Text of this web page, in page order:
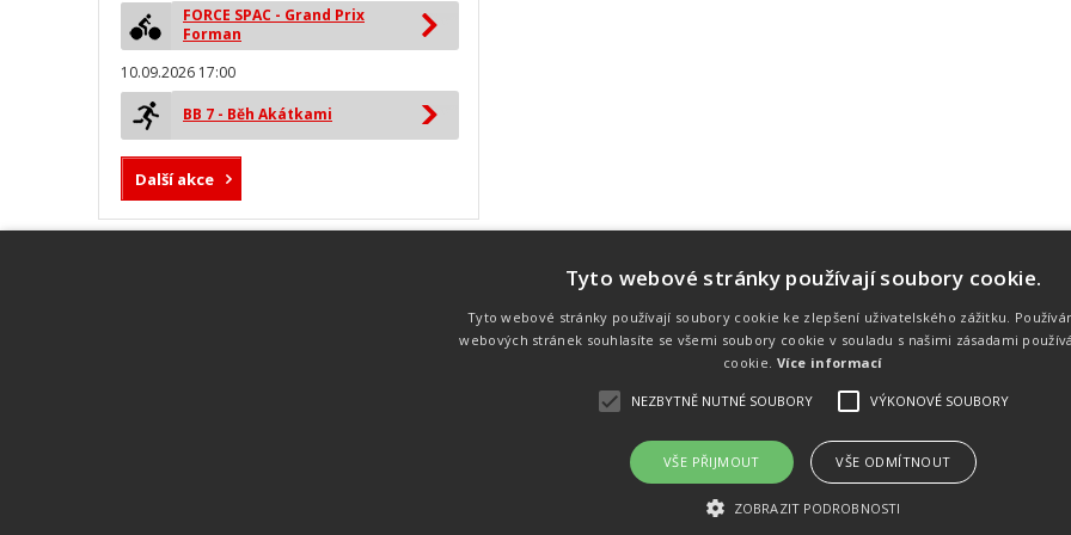
FORCE SPAC - Grand Prix
Forman
10.09.2026 17:00
BB 7 - Běh Akátkami
Další akce
technologie od společnosti MYLAPS. Tato
technologie je používána na olympijských
Náš tým
Náš tým je schopen na profesionální
úrovni zajistit pořádání sportovních
soutěží. Organizaci závodů, registraci na
místě, měření, zpracování a publikaci
. Publikování a šíření obsahu je bez písemného souhlasu
Úvod Kalendář akcí
Tyto webové stránky používají soubory cookie.
Tyto webové stránky používají soubory cookie ke zlepšení uživatelského zážitku.
webových stránek souhlasíte se všemi soubory cookie v souladu s našimi zásadami
cookie. Více informací
NEZBYTNĚ NUTNÉ SOUBORY VÝKONOVÉ SOUBORY
VŠE PŘIJMOUT VŠE ODMÍTNOUT
ZOBRAZIT PODROBNOSTI